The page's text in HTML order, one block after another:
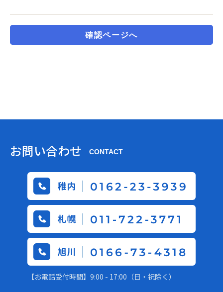
確認ページへ
お問い合わせ CONTACT
【お電話受付時間】9:00 - 17:00（日・祝除く）